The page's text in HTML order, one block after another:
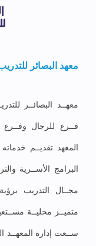
معهد البصائر
فــرع للرجال
المعهد تقديــم
البرامج الأســرية
مجــال التدريب
متميــز محليــة
ســعت إدارة المعهــد